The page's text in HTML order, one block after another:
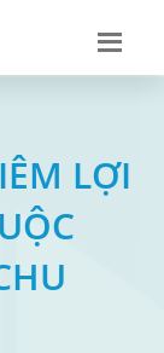
LỢI